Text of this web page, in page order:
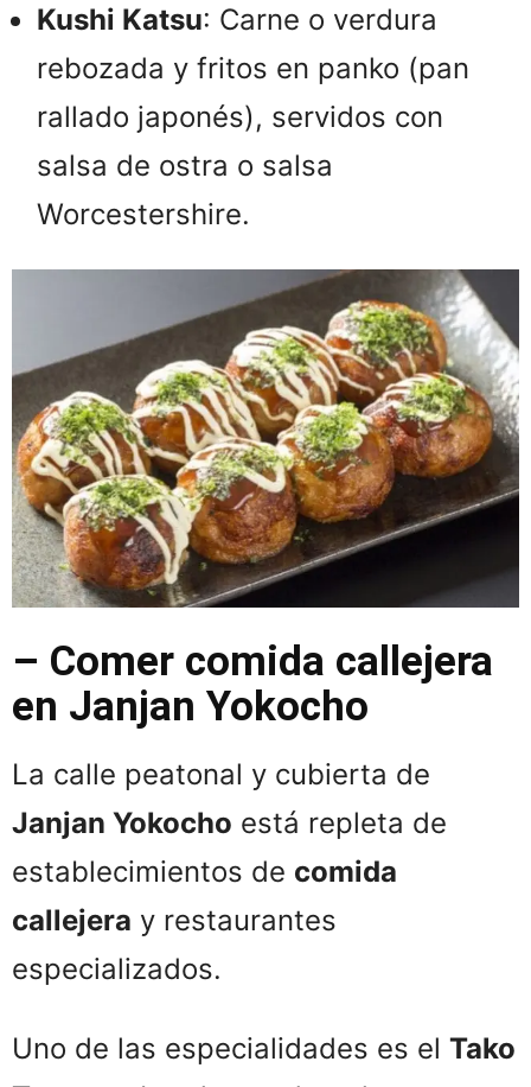
Kushi Katsu: Carne o verdura
rebozada y fritos en panko (pan
rallado japonés), servidos con
salsa de ostra o salsa
Worcestershire.
– Comer comida callejera
en Janjan Yokocho
La calle peatonal y cubierta de
Janjan Yokocho está repleta de
establecimientos de comida
callejera y restaurantes
especializados.
Uno de las especialidades es el Tako